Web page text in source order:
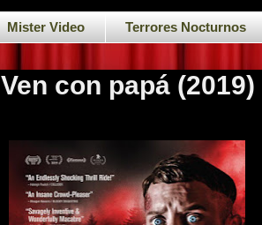
Mister Video Terrores Nocturnos
Ven con papá (2019)